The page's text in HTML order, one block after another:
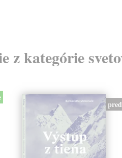
z kategórie